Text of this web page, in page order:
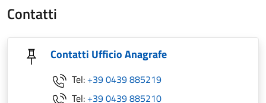
Contatti
Contatti Ufficio Anagrafe
Tel: +39 0439 885219
Tel: +39 0439 885210